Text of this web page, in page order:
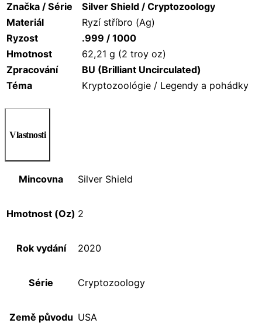
Značka / Série
Silver Shield / Cryptozoology
Materiál
Ryzí stříbro (Ag)
Ryzost
.999 / 1000
Hmotnost
62,21 g (2 troy oz)
Zpracování
BU (Brilliant Uncirculated)
Téma
Kryptozoológie / Legendy a pohádky
Vlastnosti
Mincovna Silver Shield
Hmotnost (Oz) 2
Rok vydání 2020
Série Cryptozoology
Země původu USA